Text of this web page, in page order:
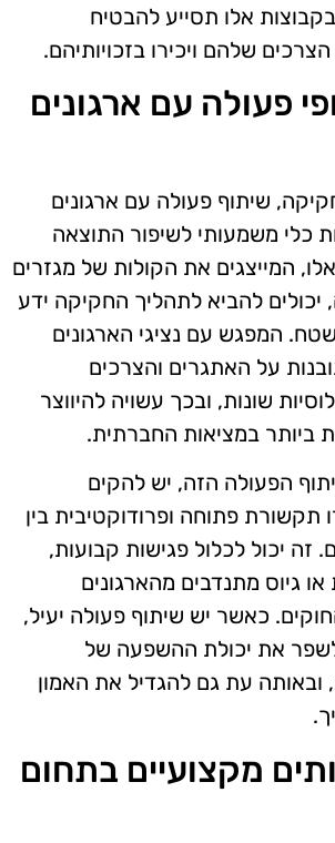
אלו תסייע להבטיח
שלהם ויכירו בזכויותיהם.
פעולה עם ארגונים
שיתוף פעולה עם ארגונים
כלי משמעותי לשיפור התוצאה
המייצגים את הקולות של מגזרים
יכולים להביא לתהליך החקיקה ידע
המפגש עם נציגי הארגונים
על האתגרים והצרכים
שונות, ובכך עשויה להיווצר
במציאות החברתית.
הפעולה הזה, יש להקים
תקשורת פתוחה ופרודוקטיבית בין
זה יכול לכלול פגישות קבועות,
גיוס מתנדבים מהארגונים
כאשר יש שיתוף פעולה יעיל,
לשפר את יכולת ההשפעה של
עת גם להגדיל את האמון
מקצועיים בתחום